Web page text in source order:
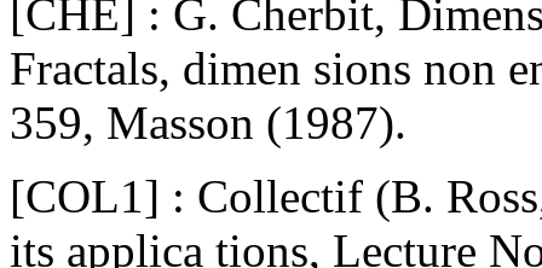
[CHE] : G. Cherbit,
Fractals, dimen sions non
359, Masson (1987).
[COL1] : Collectif (B.
its applica tions, Lecture